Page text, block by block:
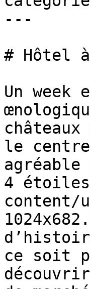
---
# Hôtel
Un week
le
4
content/
ce soit